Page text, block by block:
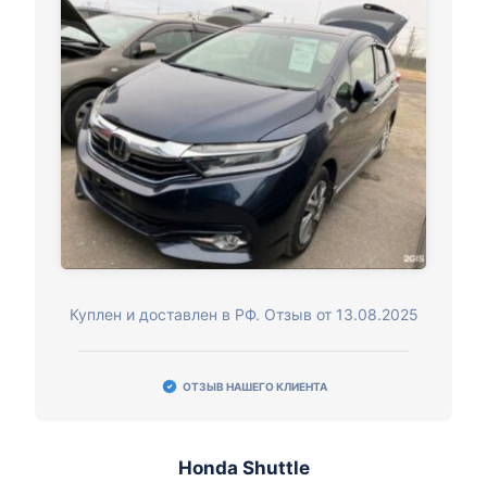
Куплен и доставлен в РФ. Отзыв от 13.08.2025
ОТЗЫВ НАШЕГО КЛИЕНТА
Honda Shuttle